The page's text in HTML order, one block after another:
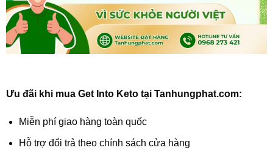
Ưu đãi khi mua Get Into Keto tại Tanhungphat.com:
Miễn phí giao hàng toàn quốc
Hỗ trợ đổi trả theo chính sách cửa hàng